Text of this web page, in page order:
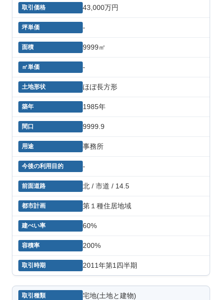
43,000万円
-
9999㎡
-
ほぼ長方形
1985年
9999.9
事務所
-
北 / 市道 / 14.5
第１種住居地域
60%
200%
2011年第1四半期
宅地(土地と建物)